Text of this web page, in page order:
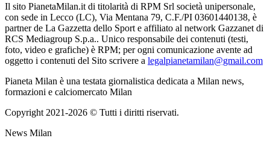
Il sito PianetaMilan.it di titolarità di RPM Srl società unipersonale,
con sede in Lecco (LC), Via Mentana 79, C.F./PI 03601440138, è
partner de La Gazzetta dello Sport e affiliato al network Gazzanet di
RCS Mediagroup S.p.a.. Unico responsabile dei contenuti (testi,
foto, video e grafiche) è RPM; per ogni comunicazione avente ad
oggetto i contenuti del Sito scrivere a legalpianetamilan@gmail.com
Pianeta Milan è una testata giornalistica dedicata a Milan news,
formazioni e calciomercato Milan
Copyright 2021-2026 © Tutti i diritti riservati.
News Milan